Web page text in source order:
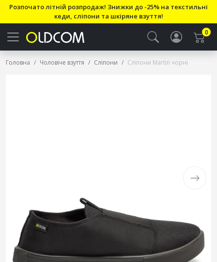
Розпочато літній розпродаж! Знижки до -25% на текстильні
кеди, сліпони та шкіряне взуття!
0
Головна Чоловіче взуття Сліпони Сліпони Martin чорні